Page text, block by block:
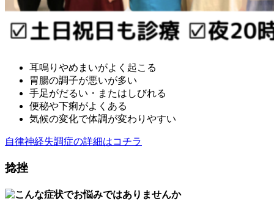
耳鳴りやめまいがよく起こる
胃腸の調子が悪いが多い
手足がだるい・またはしびれる
便秘や下痢がよくある
気候の変化で体調が変わりやすい
自律神経失調症の詳細はコチラ
捻挫